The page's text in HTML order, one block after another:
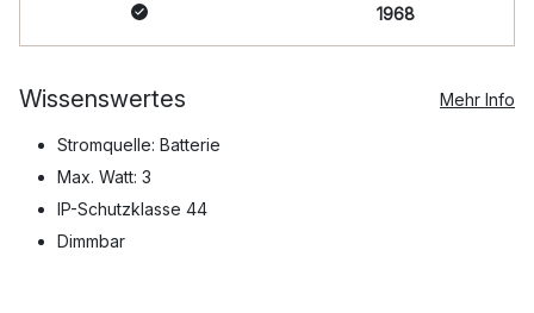
1968
Wissenswertes Mehr Info
Stromquelle: Batterie
Max. Watt: 3
IP-Schutzklasse 44
Dimmbar